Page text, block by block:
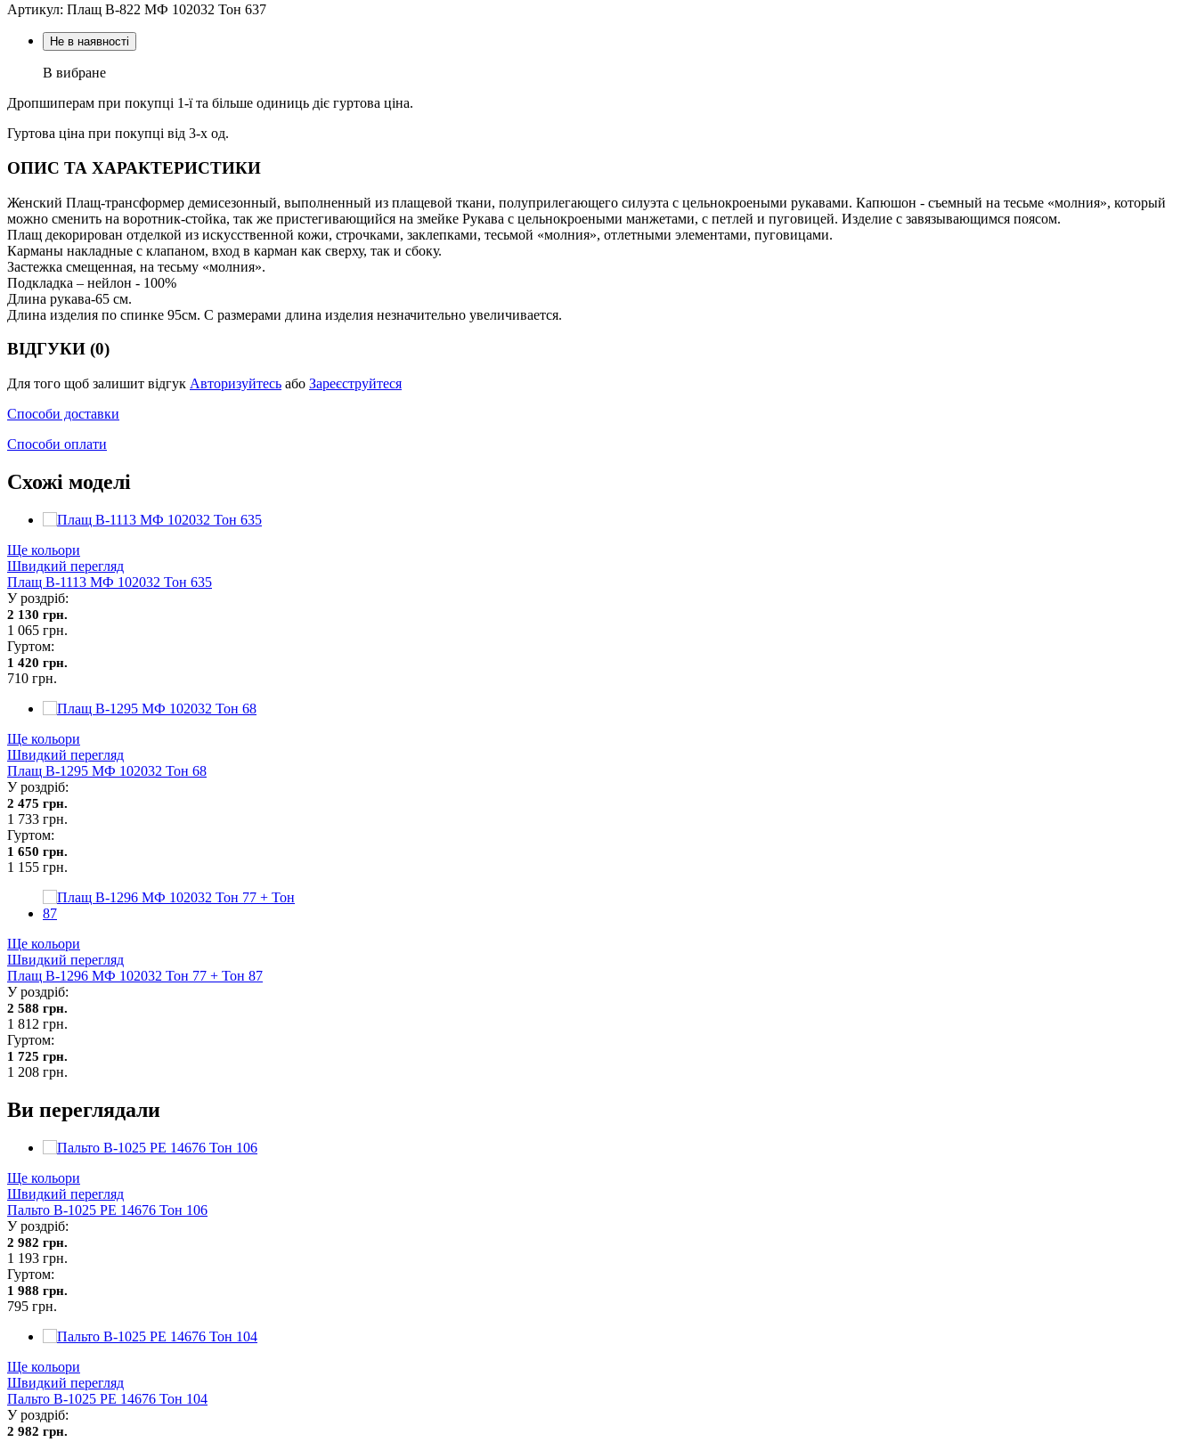
Артикул: Плащ В-822 МФ 102032 Тон 637
Не в наявності
В вибране
Дропшиперам при покупці 1-ї та більше одиниць діє гуртова ціна.
Гуртова ціна при покупці від 3-х од.
ОПИС ТА ХАРАКТЕРИСТИКИ
Женский Плащ-трансформер демисезонный, выполненный из плащевой ткани, полуприлегающего силуэта с цельнокроеными рукавами. Капюшон - съемный на тесьме «молния», который
можно сменить на воротник-стойка, так же пристегивающийся на змейке Рукава с цельнокроеными манжетами, с петлей и пуговицей. Изделие с завязывающимся поясом.
Плащ декорирован отделкой из искусственной кожи, строчками, заклепками, тесьмой «молния», отлетными элементами, пуговицами.
Карманы накладные с клапаном, вход в карман как сверху, так и сбоку.
Застежка смещенная, на тесьму «молния».
Подкладка – нейлон - 100%
Длина рукава-65 см.
Длина изделия по спинке 95см. С размерами длина изделия незначительно увеличивается.
ВІДГУКИ (0)
Для того щоб залишит відгук Авторизуйтесь або Зареєструйтеся
Способи доставки
Способи оплати
Схожі моделі
Ще кольори
Швидкий перегляд
Плащ В-1113 МФ 102032 Тон 635
У роздріб:
2 130 грн.
1 065 грн.
Гуртом:
1 420 грн.
710 грн.
Ще кольори
Швидкий перегляд
Плащ В-1295 МФ 102032 Тон 68
У роздріб:
2 475 грн.
1 733 грн.
Гуртом:
1 650 грн.
1 155 грн.
Ще кольори
Швидкий перегляд
Плащ В-1296 МФ 102032 Тон 77 + Тон 87
У роздріб:
2 588 грн.
1 812 грн.
Гуртом:
1 725 грн.
1 208 грн.
Ви переглядали
Ще кольори
Швидкий перегляд
Пальто В-1025 PE 14676 Тон 106
У роздріб:
2 982 грн.
1 193 грн.
Гуртом:
1 988 грн.
795 грн.
Ще кольори
Швидкий перегляд
Пальто В-1025 PE 14676 Тон 104
У роздріб:
2 982 грн.